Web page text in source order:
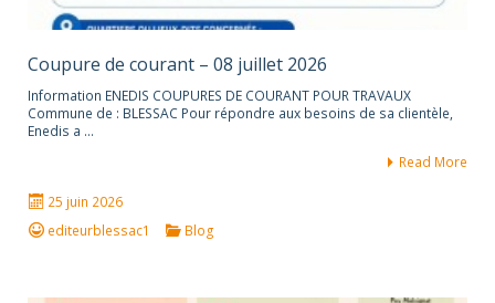
Coupure de courant – 08 juillet 2026
Information ENEDIS COUPURES DE COURANT POUR TRAVAUX
Commune de : BLESSAC Pour répondre aux besoins de sa clientèle,
Enedis a …
Read More
25 juin 2026
editeurblessac1
Blog